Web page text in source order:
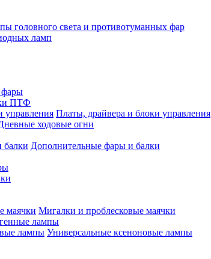
головного света и противотуманных фар
ламп
фары
ПТФ
Платы, драйвера и блоки управления
ходовые огни
Дополнительные фары и балки
Мигалки и проблесковые маячки
лампы
Универсальные ксеноновые лампы